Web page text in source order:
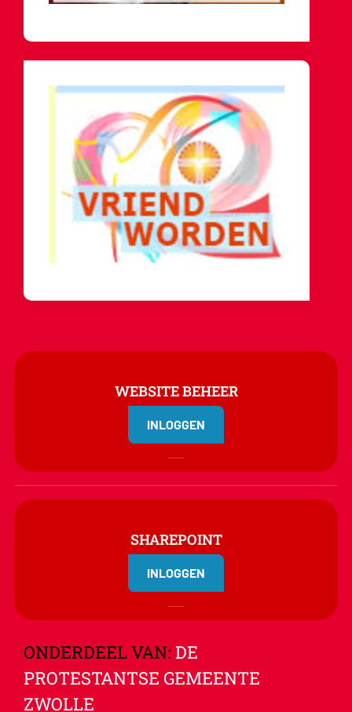
WEBSITE BEHEER
INLOGGEN
SHAREPOINT
INLOGGEN
ONDERDEEL VAN: DE
PROTESTANTSE GEMEENTE
ZWOLLE